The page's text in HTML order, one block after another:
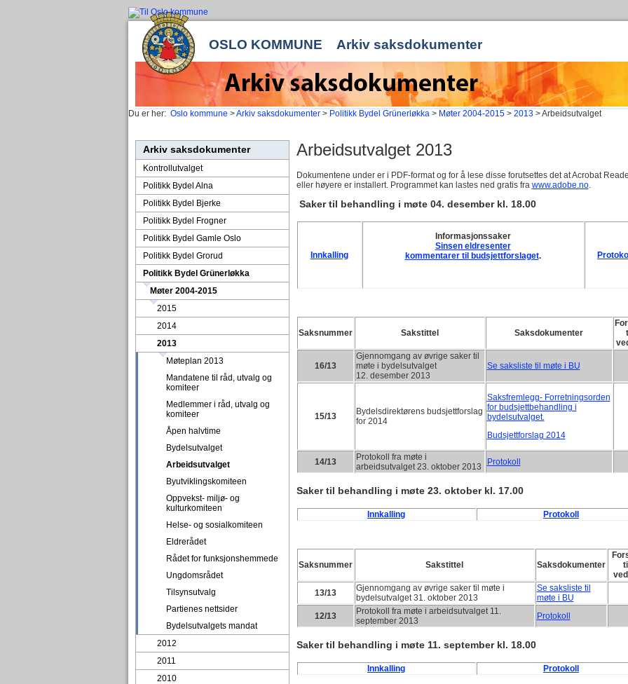
OSLO KOMMUNE Arkiv saksdokumenter
Du er her: Oslo kommune >Arkiv saksdokumenter> Politikk Bydel Grünerløkka> Møter 2004-2015> 2013> Arbeidsutvalget
Arkiv saksdokumenter
Kontrollutvalget
Politikk Bydel Alna
Politikk Bydel Bjerke
Politikk Bydel Frogner
Politikk Bydel Gamle Oslo
Politikk Bydel Grorud
Politikk Bydel Grünerløkka
Møter 2004-2015
2015
2014
2013
Møteplan 2013
Mandatene til råd, utvalg og
komiteer
Medlemmer i råd, utvalg og
komiteer
Åpen halvtime
Bydelsutvalget
Arbeidsutvalget
Byutviklingskomiteen
Oppvekst- miljø- og
kulturkomiteen
Helse- og sosialkomiteen
Eldrerådet
Rådet for funksjonshemmede
Ungdomsrådet
Tilsynsutvalg
Partienes nettsider
Bydelsutvalgets mandat
2012
2011
2010
Arbeidsutvalget 2013
Dokumentene under er i PDF-format og for å lese disse forutsettes det at Acrobat
eller høyere er installert. Programmet kan lastes ned gratis fra www.adobe.no.
Saker til behandling i møte 04. desember kl. 18.00
Innkalling
Informasjonssaker
Sinsen eldresenter
kommentarer til budsjettforslaget. Protokoll
Saksnummer Sakstittel Saksdokumenter
16/13
Gjennomgang av øvrige saker til
møte i bydelsutvalget
12. desember 2013
Se saksliste til møte i BU
15/13
Bydelsdirektørens budsjettforslag
for 2014
Saksfremlegg- Forretningsorden
for budsjettbehandling i
bydelsutvalget.
Budsjettforslag 2014
14/13
Protokoll fra møte i
arbeidsutvalget 23. oktober 2013
Protokoll
Saker til behandling i møte 23. oktober kl. 17.00
Innkalling Protokoll
Saksnummer Sakstittel Saksdokumenter
til
13/13
Gjennomgang av øvrige saker til møte i
bydelsutvalget 31. oktober 2013
Se saksliste til
møte i BU
12/13
Protokoll fra møte i arbeidsutvalget 11.
september 2013
Protokoll
Saker til behandling i møte 11. september kl. 18.00
Innkalling Protokoll